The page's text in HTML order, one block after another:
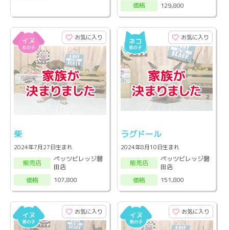
価格
129,800
お気に入り
柴
2024年7月27日生まれ
販売店
ペッツビレッジ磐
田店
価格
107,800
お気に入り
ラグドール
2024年8月10日生まれ
販売店
ペッツビレッジ磐
田店
価格
151,800
お気に入り お気に入り